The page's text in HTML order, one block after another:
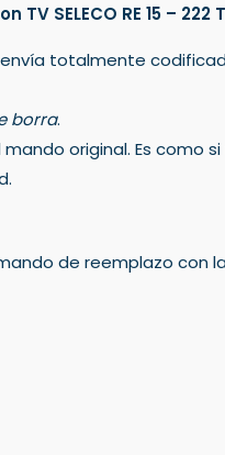
SELECO RE 15 – 222
totalmente
borra.
original. Es como si
de reemplazo con